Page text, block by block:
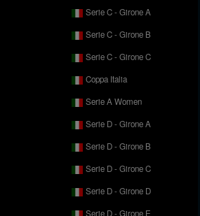
Serie C - Girone A
Serie C - Girone B
Serie C - Girone C
Coppa Italia
Serie A Women
Serie D - Girone A
Serie D - Girone B
Serie D - Girone C
Serie D - Girone D
Serie D - Girone E